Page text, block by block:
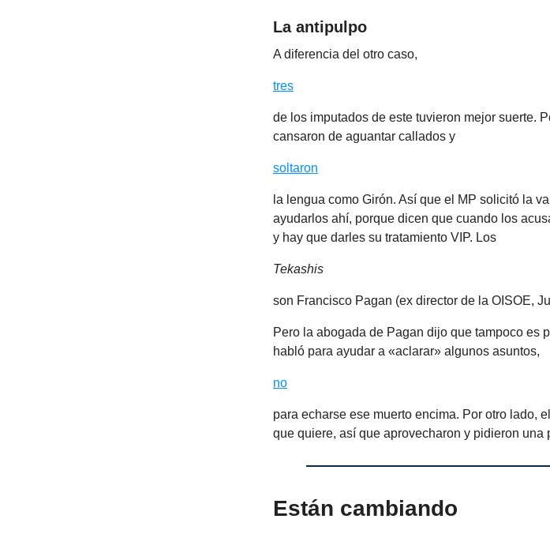
La antipulpo
A diferencia del otro caso,
tres
de los imputados de este tuvieron mejor suerte.
cansaron de aguantar callados y
soltaron
la lengua como Girón. Así que el MP solicitó la
ayudarlos ahí, porque dicen que cuando los
y hay que darles su tratamiento VIP. Los
Tekashis
son Francisco Pagan (ex director de la OISOE,
Pero la abogada de Pagan dijo que tampoco es
habló para ayudar a «aclarar» algunos asuntos,
no
para echarse ese muerto encima. Por otro lado,
que quiere, así que aprovecharon y pidieron
Están cambiando